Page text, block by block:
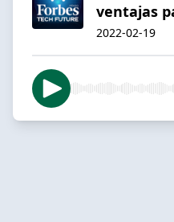
ventajas
2022-02-19